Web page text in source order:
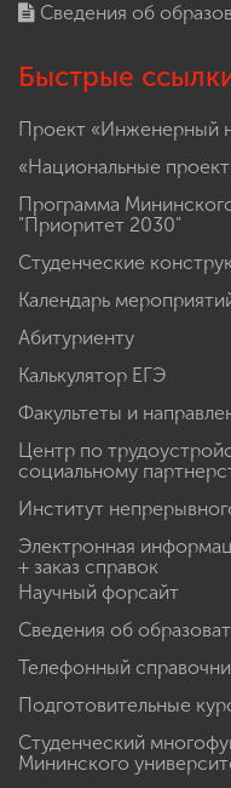
Сведения об
Быстрые
Проект «Инженерный
«Национальные
Программа
"Приоритет 2030"
Студенческие
Календарь
Абитуриенту
Калькулятор ЕГЭ
Факультеты и
Центр по
социальному
Институт
Электронная
+ заказ справок
Научный форсайт
Сведения об
Телефонный
Подготовительные
Студенческий
Мининского